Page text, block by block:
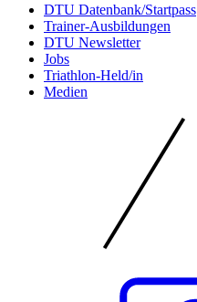
DTU Datenbank/Startpass
Trainer-Ausbildungen
DTU Newsletter
Jobs
Triathlon-Held/in
Medien